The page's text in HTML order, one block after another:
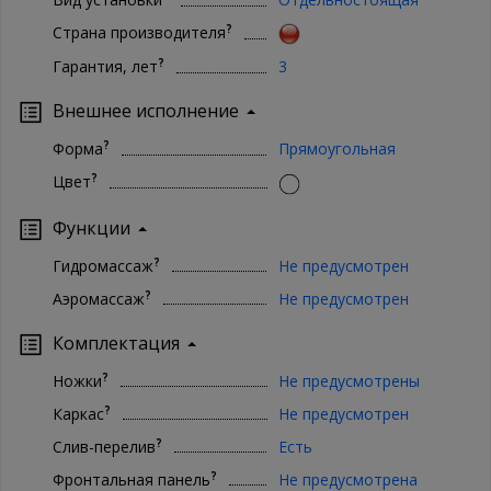
Страна производителя?
Гарантия, лет? 3
Внешнее исполнение
Форма?
Прямоугольная
Цвет?
Функции
Гидромассаж?
Не предусмотрен
Аэромассаж? Не предусмотрен
Комплектация
Ножки?
Не предусмотрены
Каркас?
Не предусмотрен
Слив-перелив?
Есть
Фронтальная панель? Не предусмотрена